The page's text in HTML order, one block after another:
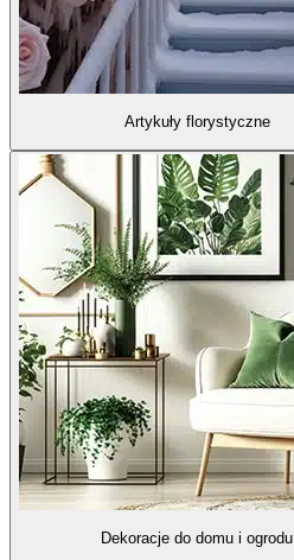
Artykuły florystyczne
Dekoracje do domu i ogrodu